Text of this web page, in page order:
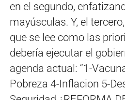
en el segundo,
mayúsculas. Y, el
que se lee como las
debería ejecutar el
agenda actual: “1-
Pobreza 4-Inflacion 5-